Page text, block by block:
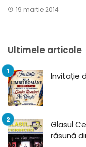
19 martie 2014
Ultimele articole
Invitație
Glasul
răsună